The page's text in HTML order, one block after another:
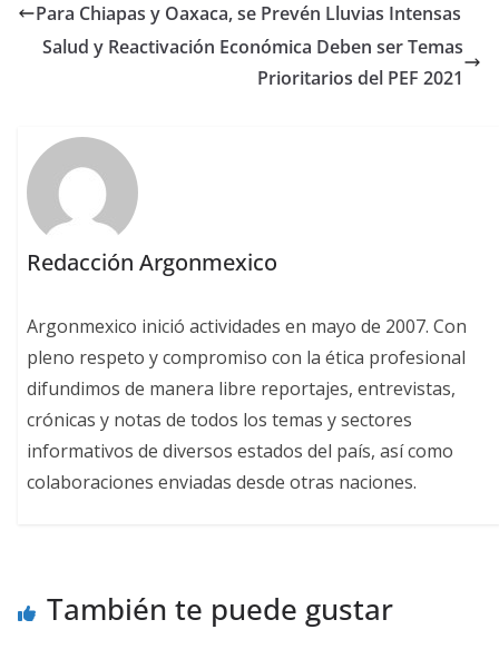
Para Chiapas y Oaxaca, se Prevén Lluvias Intensas
Salud y Reactivación Económica Deben ser Temas
Prioritarios del PEF 2021
Redacción Argonmexico
Argonmexico inició actividades en mayo de 2007. Con
pleno respeto y compromiso con la ética profesional
difundimos de manera libre reportajes, entrevistas,
crónicas y notas de todos los temas y sectores
informativos de diversos estados del país, así como
colaboraciones enviadas desde otras naciones.
También te puede gustar